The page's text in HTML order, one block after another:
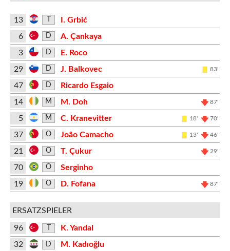
13
I. Grbić
6
D
A. Çankaya
3
D
E. Roco
29
D J. Balkovec 83'
47 D
Ricardo Esgaio
14
M M. Doh 87'
5 M C. Kranevitter 18' 70'
37 O João Camacho 13' 46'
21 O T. Çukur 29'
70 O
Serginho
19
O D. Fofana 87'
ERSATZSPIELER
96
K. Yandal
32
D
M. Kadıoğlu